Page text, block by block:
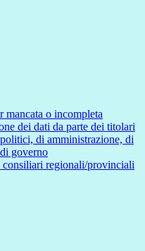
mancata o incompleta
dei dati da parte dei titolari
di amministrazione, di
governo
regionali/provinciali